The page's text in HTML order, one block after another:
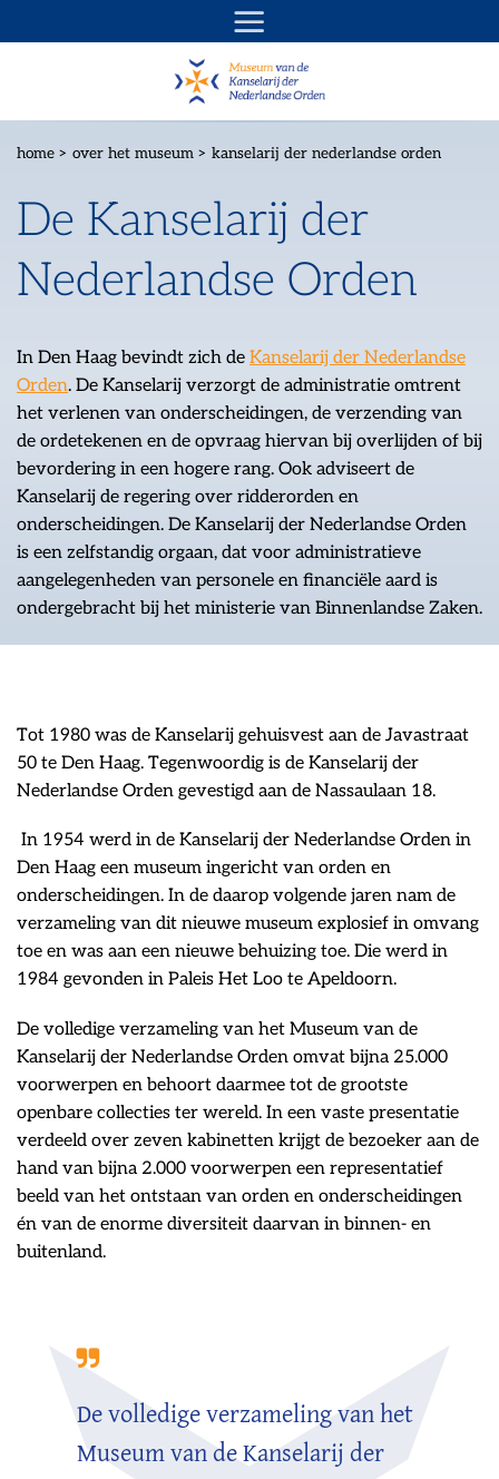
naar
home > over het museum > kanselarij der nederlandse orden
De Kanselarij der
Nederlandse Orden
In Den Haag bevindt zich de Kanselarij der Nederlandse
Orden. De Kanselarij verzorgt de administratie omtrent
het verlenen van onderscheidingen, de verzending van
de ordetekenen en de opvraag hiervan bij overlijden of bij
bevordering in een hogere rang. Ook adviseert de
Kanselarij de regering over ridderorden en
onderscheidingen. De Kanselarij der Nederlandse Orden
is een zelfstandig orgaan, dat voor administratieve
aangelegenheden van personele en financiële aard is
ondergebracht bij het ministerie van Binnenlandse Zaken.
Tot 1980 was de Kanselarij gehuisvest aan de Javastraat
50 te Den Haag. Tegenwoordig is de Kanselarij der
Nederlandse Orden gevestigd aan de Nassaulaan 18.
In 1954 werd in de Kanselarij der Nederlandse Orden in
Den Haag een museum ingericht van orden en
onderscheidingen. In de daarop volgende jaren nam de
verzameling van dit nieuwe museum explosief in omvang
toe en was aan een nieuwe behuizing toe. Die werd in
1984 gevonden in Paleis Het Loo te Apeldoorn.
De volledige verzameling van het Museum van de
Kanselarij der Nederlandse Orden omvat bijna 25.000
voorwerpen en behoort daarmee tot de grootste
openbare collecties ter wereld. In een vaste presentatie
verdeeld over zeven kabinetten krijgt de bezoeker aan de
hand van bijna 2.000 voorwerpen een representatief
beeld van het ontstaan van orden en onderscheidingen
én van de enorme diversiteit daarvan in binnen- en
buitenland.
De volledige verzameling van het
Museum van de Kanselarij der